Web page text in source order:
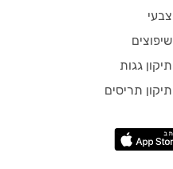
צבעי
שיפוצים
תיקון גגות
תיקון תריסים